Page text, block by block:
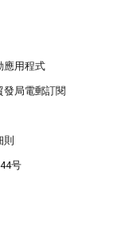
應用程式
發局電郵訂閱
則
号